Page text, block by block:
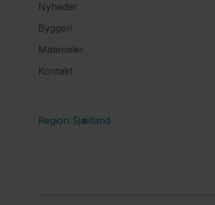
Nyheder
Byggeri
Materialer
Kontakt
Region Sjælland